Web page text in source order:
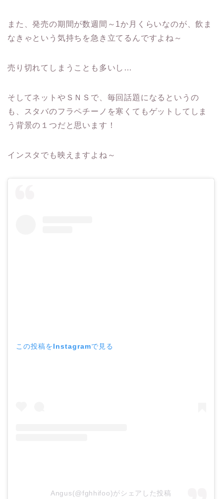
また、発売の期間が数週間～1か月くらいなのが、飲ま
なきゃという気持ちを急き立てるんですよね～
売り切れてしまうことも多いし…
そしてネットやＳＮＳで、毎回話題になるというの
も、スタバのフラペチーノを寒くてもゲットしてしま
う背景の１つだと思います！
インスタでも映えますよね～
この投稿をInstagramで見る
Angus(@fghhifoo)がシェアした投稿